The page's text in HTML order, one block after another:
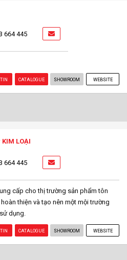
664 445
CATALOGUE SHOWROOM WEBSITE
LOẠI
664 445
cấp cho thị trường sản phẩm tôn
thiện và tạo nên một mội trường
dụng.
CATALOGUE SHOWROOM WEBSITE